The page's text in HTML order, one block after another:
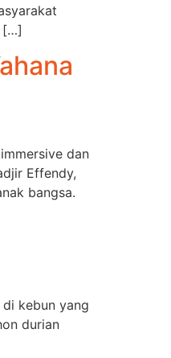
[…]
dan
Effendy,
bangsa.
kebun yang
durian